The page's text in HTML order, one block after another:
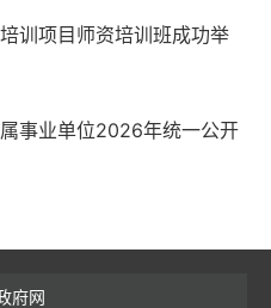
训项目师资培训班成功举
事业单位2026年统一公开
府网